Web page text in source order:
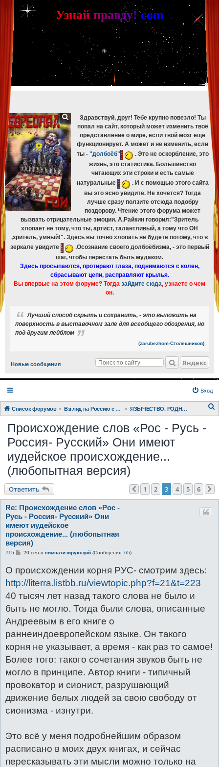
[phpBB Debug] PHP Warning : in file [ROOT]/phpbb/db/driver/mysqli.php
mysqli_fetch_assoc(): Couldn't fetch mysqli_result
[phpBB Debug] PHP Warning: in file[ROOT]/phpbb/db/driver/mysqli.php 329
mysqli_free_result(): Couldn't fetch mysqli_result
[phpBB Debug] PHP Warning
[ROOT]/phpbb/db/driver/mysqli.php on line 265
mysqli_fetch_assoc(): Couldn't fetch mysqli_result
[phpBB Debug] PHP Warning
: in file [ROOT]/phpbb/db/driver/mysqli.php on line329
mysqli_free_result(): Couldn't fetch mysqli_result
[phpBB Debug] PHP Warning: in file [ROOT]/phpbb/db/driver/mysqli.php on line 265
mysqli_fetch_assoc(): Couldn't fetch mysqli_result
[phpBB Debug] PHP Warning
[ROOT]/phpbb/db/driver/mysqli.php on line329:
mysqli_free_result(): Couldn't fetch mysqli_result
[phpBB Debug] PHP Warning
: in file [ROOT]/phpbb/db/driver/mysqli.php on line 265
mysqli_fetch_assoc(): Couldn't fetch mysqli_result
[phpBB Debug] PHP Warning
[ROOT]/phpbb/db/driver/mysqli.php
mysqli_free_result(): Couldn't fetch mysqli_result
Узнай правду! com
Здравствуй, друг! Тебе крупно повезло! Ты
попал на сайт, который может изменить твоё
представление о мире, если твой мозг еще
функционирует. А может и не изменить, если
ты - "долбоёб"
. Это не оскорбление, это
жизнь, это статистика. Большинство
читающих эти строки и есть самые
натуральные
. И с помощью этого сайта
вы это ясно увидите. Не хочется? Тогда
лучше сразу ползите отсюда подобру
поздорову. Чтение этого форума может
вызвать отрицательные эмоции. А.Райкин говорил:"Зритель
хлопает не тому, что ты, артист, талантливый, а тому что ОН
,зритель, умный!". Здесь вы точно хлопать не будете потому, что в
зеркале увидите
.Осознание своего долбоёбизма, - это первый
шаг, чтобы перестать быть мудаком.
Здесь просыпаются, протирают глаза, поднимаются с колен,
сбрасывают цепи, расправляют крылья.
Вы впервые на этом форуме? Тогда зайдите сюда, узнаете о чем
он.
Лучший способ скрыть и сохранить, - это выложить на
поверхность в выставочном зале для всеобщего обозрения, но
под другим лейблом
(zarubezhom-Столешников)
Новые сообщения Яндекс
Вход
Список форумов Взгляд на Россию с разных точек зрения. ЯЗЫЧЕСТВО. РОДНОВЕРИЕ.
Происхождение слов «Рос - Русь -
Россия- Русский» Они имеют
иудейское происхождение...
(любопытная версия)
Ответить Пред.
1 2 3 4 5 6
Re: Происхождение слов «Рос -
Русь - Россия- Русский» Они
имеют иудейское
происхождение... (любопытная
версия)
#15
С
б
щ
е
н
и
е
20 сен » симпатизирующий(Сообщения: 65)
О происхождении корня РУС- смотрим здесь:
http://literra.listbb.ru/viewtopic.php?f=21&t=223
40 тысяч лет назад такого слова не было и
быть не могло. Тогда были слова, описанные
Андреевым в его книге о
раннеиндоевропейском языке. Он такого
корня не указывает, а время - как раз то самое!
Более того: такого сочетания звуков быть не
могло в принципе. Автор книги - типичный
провокатор и сионист, разрушающий
движение белых людей за свою свободу от
сионизма - изнутри.
Это всё у меня подробнейшим образом
расписано в моих двух книгах, и сейчас
пересказывать эти мысли можно только на